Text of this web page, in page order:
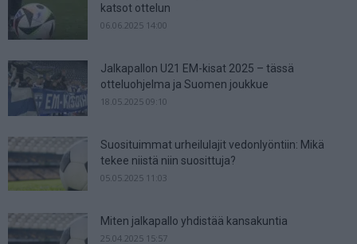
katsot ottelun
06.06.2025 14:00
Jalkapallon U21 EM-kisat 2025 – tässä
otteluohjelma ja Suomen joukkue
18.05.2025 09:10
Suosituimmat urheilulajit vedonlyöntiin: Mikä
tekee niistä niin suosittuja?
05.05.2025 11:03
Miten jalkapallo yhdistää kansakuntia
25.04.2025 15:57